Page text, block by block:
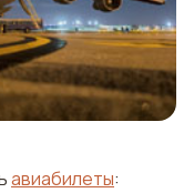
авиабилеты: